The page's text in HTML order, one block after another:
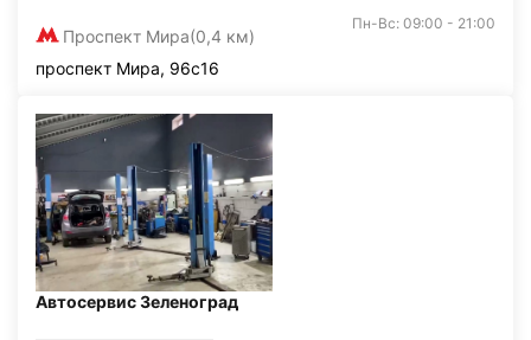
Проспект Мира(0,4 км)
Пн-Вс: 09:00 - 21:00
проспект Мира, 96с16
Автосервис Зеленоград